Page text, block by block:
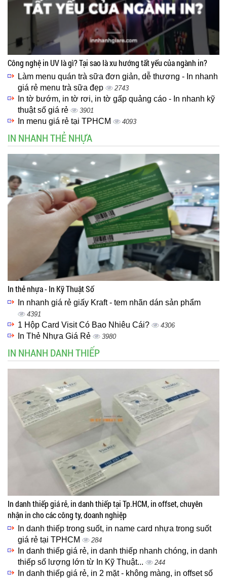
Công nghệ in UV là gì? Tại sao là xu hướng tất yếu của ngành in?
Làm menu quán trà sữa đơn giản, dễ thương - In nhanh
giá rẻ menu trà sữa đẹp
2743
In tờ bướm, in tờ rơi, in tờ gấp quảng cáo - In nhanh kỹ
thuật số giá rẻ
3901
In menu giá rẻ tại TPHCM 4093
IN NHANH THẺ NHỰA
In thẻ nhựa - In Kỹ Thuật Số
In nhanh giá rẻ giấy Kraft - tem nhãn dán sản phẩm
4391
1 Hộp Card Visit Có Bao Nhiêu Cái? 4306
In Thẻ Nhựa Giá Rẻ 3980
IN NHANH DANH THIẾP
In danh thiếp giá rẻ, in danh thiếp tại Tp.HCM, in offset, chuyên
nhận in cho các công ty, doanh nghiệp
In danh thiếp trong suốt, in name card nhựa trong suốt
giá rẻ tại TPHCM
284
In danh thiếp giá rẻ, in danh thiếp nhanh chóng, in danh
thiếp số lượng lớn từ In Kỹ Thuật...
244
In danh thiếp giá rẻ, in 2 mặt - không màng, in offset số